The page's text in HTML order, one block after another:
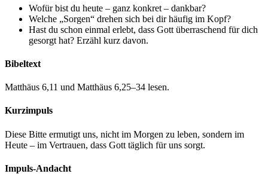
Wofür bist du heute – ganz konkret – dankbar?
Welche „Sorgen“ drehen sich bei dir häufig im Kopf?
Hast du schon einmal erlebt, dass Gott überraschend für dich
gesorgt hat? Erzähl kurz davon.
Bibeltext
Matthäus 6,11 und Matthäus 6,25–34 lesen.
Kurzimpuls
Diese Bitte ermutigt uns, nicht im Morgen zu leben, sondern im
Heute – im Vertrauen, dass Gott täglich für uns sorgt.
Impuls-Andacht